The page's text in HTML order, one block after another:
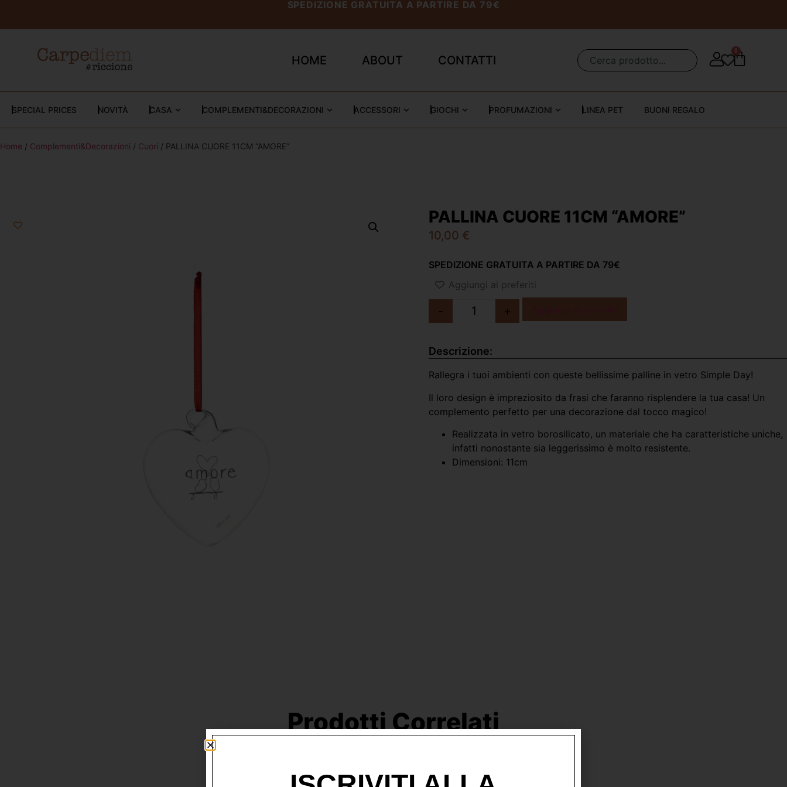
SPEDIZIONE GRATUITA A PARTIRE DA 79€
HOME ABOUT CONTATTI
0
SPECIAL PRICES NOVITÀ CASA COMPLEMENTI&DECORAZIONI ACCESSORI GIOCHI PROFUMAZIONI LINEA PET BUONI REGALO
Home / Complementi&Decorazioni / Cuori / PALLINA CUORE 11CM “AMORE”
PALLINA CUORE 11CM “AMORE”
10,00 €
SPEDIZIONE GRATUITA A PARTIRE DA 79€
Aggiungi ai preferiti
- +
Descrizione:
Rallegra i tuoi ambienti con queste bellissime palline in vetro Simple Day!
Il loro design è impreziosito da frasi che faranno risplendere la tua casa! Un
complemento perfetto per una decorazione dal tocco magico!
Realizzata in vetro borosilicato, un materiale che ha caratteristiche uniche,
infatti nonostante sia leggerissimo è molto resistente.
Dimensioni: 11cm
Prodotti Correlati